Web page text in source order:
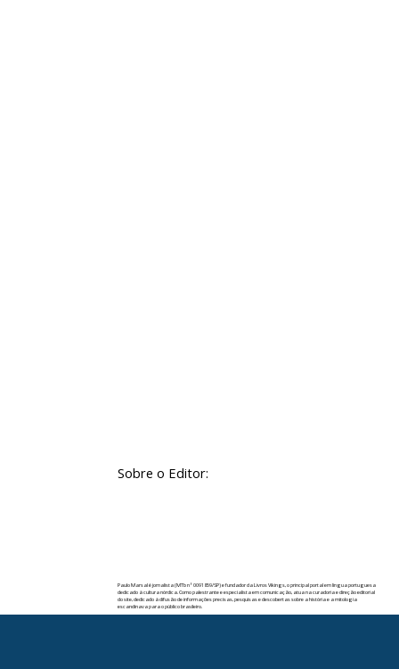
Sobre o Editor:
Paulo Marsal é jornalista (MTb nº 0091859/SP) e fundador da Livros Vikings, o principal portal em língua portuguesa
dedicado à cultura nórdica. Como palestrante e especialista em comunicação, atua na curadoria e direção editorial
do site, dedicado à difusão de informações precisas, pesquisas e descobertas sobre a história e a mitologia
escandinava para o público brasileiro.